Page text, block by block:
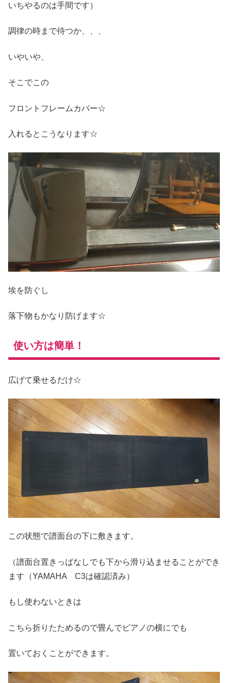
いちやるのは手間です）
調律の時まで待つか、、、
いやいや、
そこでこの
フロントフレームカバー☆
入れるとこうなります☆
埃を防ぐし
落下物もかなり防げます☆
使い方は簡単！
広げて乗せるだけ☆
この状態で譜面台の下に敷きます。
（譜面台置きっぱなしでも下から滑り込ませることができ
ます（YAMAHA C3は確認済み）
もし使わないときは
こちら折りたためるので畳んでピアノの横にでも
置いておくことができます。